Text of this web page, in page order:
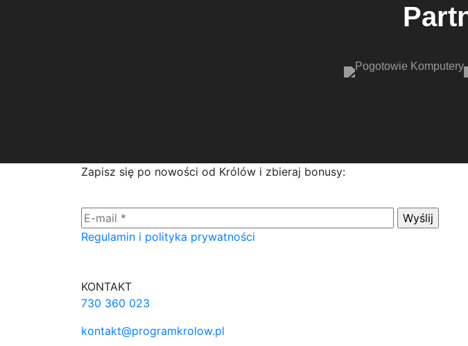
Zapisz się po nowości od Królów i zbieraj bonusy:
Regulamin i polityka prywatności
KONTAKT
730 360 023
kontakt@programkrolow.pl